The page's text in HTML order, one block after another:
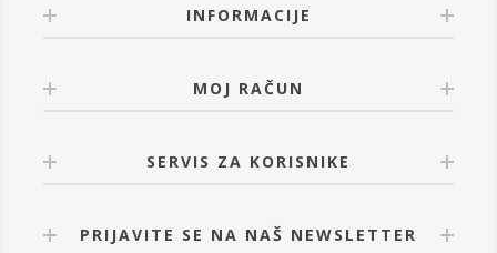
INFORMACIJE
MOJ RAČUN
SERVIS ZA KORISNIKE
PRIJAVITE SE NA NAŠ NEWSLETTER